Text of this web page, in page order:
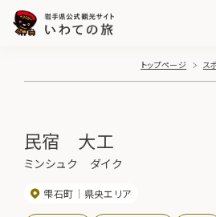
トップページ ス
民宿 大工
ミンシュク ダイク
雫石町 県央エリア